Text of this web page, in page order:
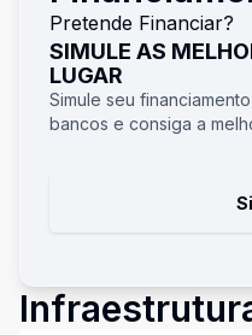
Pretende Financiar?
SIMULE AS
LUGAR
Simule seu
bancos e consiga a